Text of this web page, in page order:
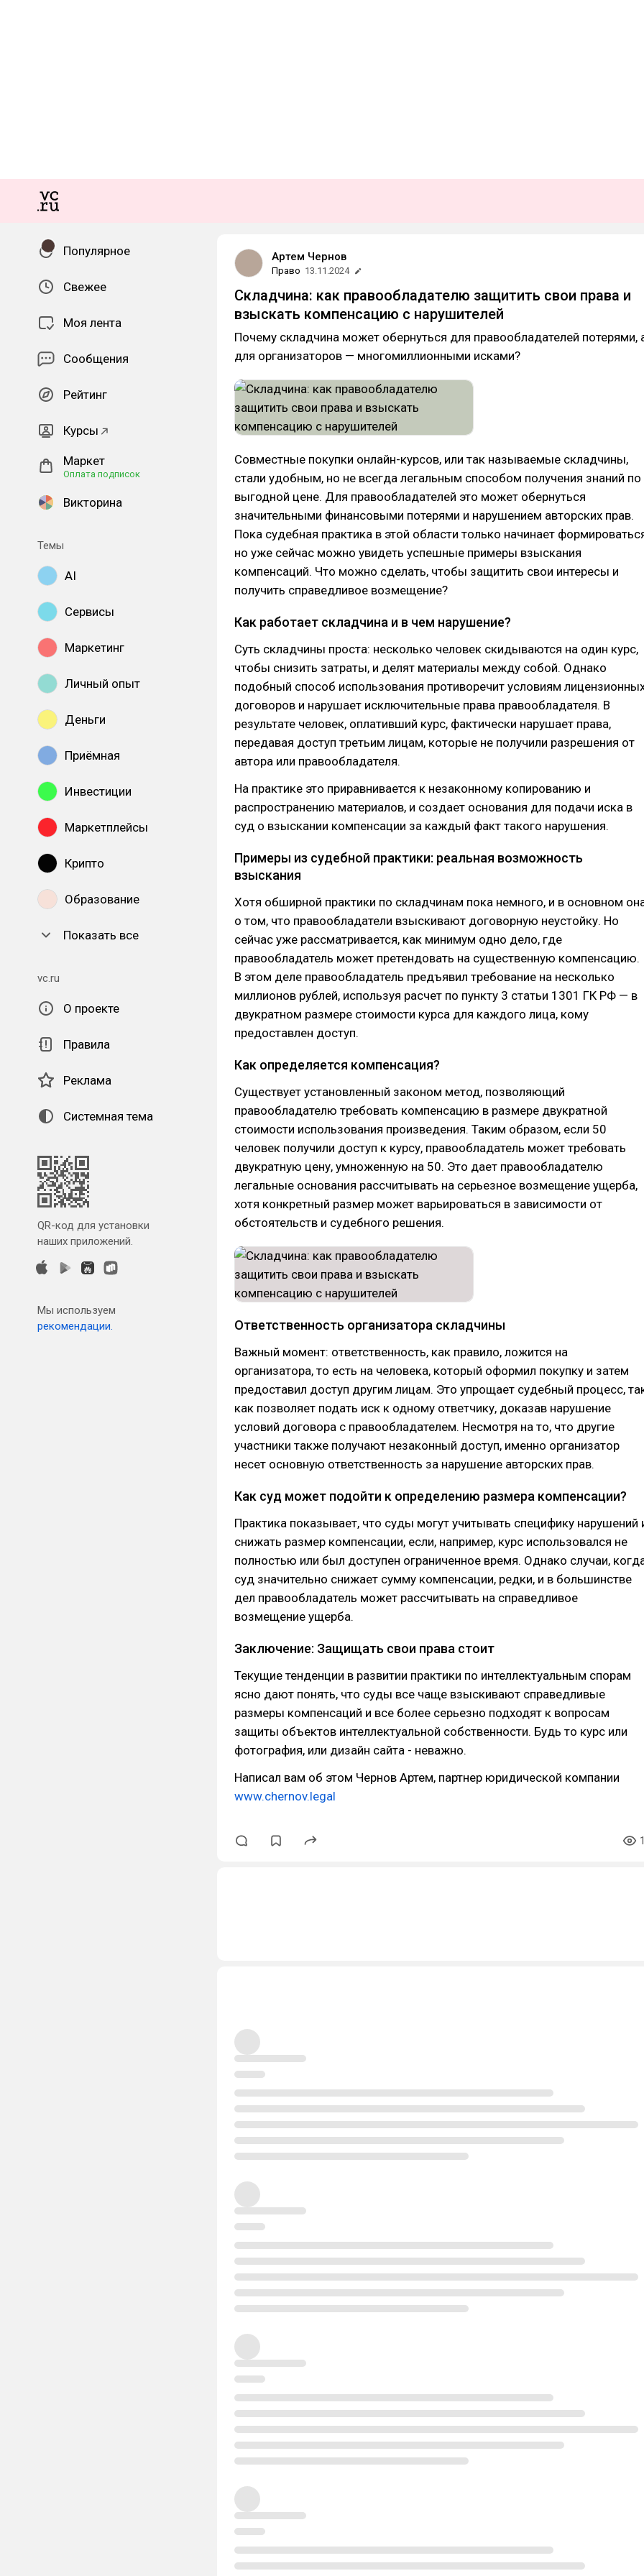
Популярное
Свежее
Моя лента
Сообщения
Рейтинг
Курсы
Маркет
Оплата подписок
Викторина
Темы
AI
Сервисы
Маркетинг
Личный опыт
Деньги
Приёмная
Инвестиции
Маркетплейсы
Крипто
Образование
Показать все
vc.ru
О проекте
Правила
Реклама
Системная тема
QR-код для установки
наших приложений.
Мы используем
рекомендации.
Артем Чернов
Право 13.11.2024
Складчина: как правообладателю защитить свои права и
взыскать компенсацию с нарушителей
Почему складчина может обернуться для правообладателей потерями,
для организаторов — многомиллионными исками?
Совместные покупки онлайн-курсов, или так называемые складчины,
стали удобным, но не всегда легальным способом получения знаний по
выгодной цене. Для правообладателей это может обернуться
значительными финансовыми потерями и нарушением авторских прав.
Пока судебная практика в этой области только начинает
но уже сейчас можно увидеть успешные примеры взыскания
компенсаций. Что можно сделать, чтобы защитить свои интересы и
получить справедливое возмещение?
Как работает складчина и в чем нарушение?
Суть складчины проста: несколько человек скидываются на один курс,
чтобы снизить затраты, и делят материалы между собой. Однако
подобный способ использования противоречит условиям
договоров и нарушает исключительные права правообладателя. В
результате человек, оплативший курс, фактически нарушает права,
передавая доступ третьим лицам, которые не получили разрешения от
автора или правообладателя.
На практике это приравнивается к незаконному копированию и
распространению материалов, и создает основания для подачи иска в
суд о взыскании компенсации за каждый факт такого нарушения.
Примеры из судебной практики: реальная возможность
взыскания
Хотя обширной практики по складчинам пока немного, и в основном
о том, что правообладатели взыскивают договорную неустойку. Но
сейчас уже рассматривается, как минимум одно дело, где
правообладатель может претендовать на существенную компенсацию.
В этом деле правообладатель предъявил требование на несколько
миллионов рублей, используя расчет по пункту 3 статьи 1301 ГК РФ — в
двукратном размере стоимости курса для каждого лица, кому
предоставлен доступ.
Как определяется компенсация?
Существует установленный законом метод, позволяющий
правообладателю требовать компенсацию в размере двукратной
стоимости использования произведения. Таким образом, если 50
человек получили доступ к курсу, правообладатель может требовать
двукратную цену, умноженную на 50. Это дает правообладателю
легальные основания рассчитывать на серьезное возмещение ущерба,
хотя конкретный размер может варьироваться в зависимости от
обстоятельств и судебного решения.
Ответственность организатора складчины
Важный момент: ответственность, как правило, ложится на
организатора, то есть на человека, который оформил покупку и затем
предоставил доступ другим лицам. Это упрощает судебный процесс,
как позволяет подать иск к одному ответчику, доказав нарушение
условий договора с правообладателем. Несмотря на то, что другие
участники также получают незаконный доступ, именно организатор
несет основную ответственность за нарушение авторских прав.
Как суд может подойти к определению размера компенсации?
Практика показывает, что суды могут учитывать специфику нарушений
снижать размер компенсации, если, например, курс использовался не
полностью или был доступен ограниченное время. Однако случаи,
суд значительно снижает сумму компенсации, редки, и в большинстве
дел правообладатель может рассчитывать на справедливое
возмещение ущерба.
Заключение: Защищать свои права стоит
Текущие тенденции в развитии практики по интеллектуальным спорам
ясно дают понять, что суды все чаще взыскивают справедливые
размеры компенсаций и все более серьезно подходят к вопросам
защиты объектов интеллектуальной собственности. Будь то курс или
фотография, или дизайн сайта - неважно.
Написал вам об этом Чернов Артем, партнер юридической компании
www.chernov.legal